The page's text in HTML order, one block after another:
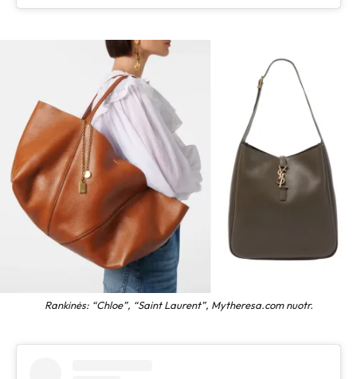
Rankinės: “Chloe”, “Saint Laurent”, Mytheresa.com nuotr.